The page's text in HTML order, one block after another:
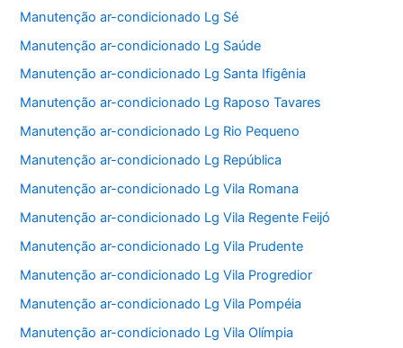
Manutenção ar-condicionado Lg Sé
Manutenção ar-condicionado Lg Saúde
Manutenção ar-condicionado Lg Santa Ifigênia
Manutenção ar-condicionado Lg Raposo Tavares
Manutenção ar-condicionado Lg Rio Pequeno
Manutenção ar-condicionado Lg República
Manutenção ar-condicionado Lg Vila Romana
Manutenção ar-condicionado Lg Vila Regente Feijó
Manutenção ar-condicionado Lg Vila Prudente
Manutenção ar-condicionado Lg Vila Progredior
Manutenção ar-condicionado Lg Vila Pompéia
Manutenção ar-condicionado Lg Vila Olímpia